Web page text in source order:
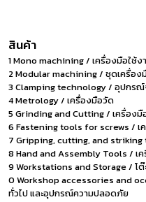
สินค้า
1 Mono machining / เครื่องมือใช้ง
2 Modular machining / ชุดเครื่อง
3 Clamping technology / อุปกร
4 Metrology / เครื่องมือวัด
5 Grinding and Cutting / เครื่อง
6 Fastening tools for screws / เ
7 Gripping, cutting, and striking
8 Hand and Assembly Tools / เ
9 Workstations and Storage / โต๊
0 Workshop accessories and
ทั่วไป และอุปกรณ์ความปลอดภัย